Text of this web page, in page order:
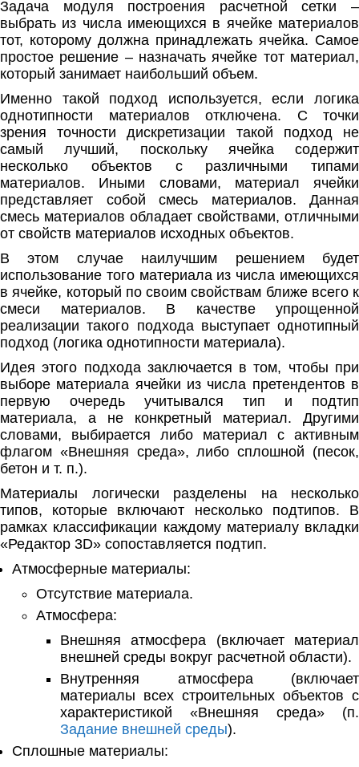
Задача модуля построения расчетной сетки –
выбрать из числа имеющихся в ячейке материалов
тот, которому должна принадлежать ячейка. Самое
простое решение – назначать ячейке тот материал,
который занимает наибольший объем.
Именно такой подход используется, если логика
однотипности материалов отключена. С точки
зрения точности дискретизации такой подход не
самый лучший, поскольку ячейка содержит
несколько объектов с различными типами
материалов. Иными словами, материал ячейки
представляет собой смесь материалов. Данная
смесь материалов обладает свойствами, отличными
от свойств материалов исходных объектов.
В этом случае наилучшим решением будет
использование того материала из числа имеющихся
в ячейке, который по своим свойствам ближе всего к
смеси материалов. В качестве упрощенной
реализации такого подхода выступает однотипный
подход (логика однотипности материала).
Идея этого подхода заключается в том, чтобы при
выборе материала ячейки из числа претендентов в
первую очередь учитывался тип и подтип
материала, а не конкретный материал. Другими
словами, выбирается либо материал с активным
флагом «Внешняя среда», либо сплошной (песок,
бетон и т. п.).
Материалы логически разделены на несколько
типов, которые включают несколько подтипов. В
рамках классификации каждому материалу вкладки
«Редактор 3D» сопоставляется подтип.
Атмосферные материалы:
Отсутствие материала.
Атмосфера:
Внешняя атмосфера (включает материал
внешней среды вокруг расчетной области).
Внутренняя атмосфера (включает
материалы всех строительных объектов с
характеристикой «Внешняя среда» (п.
Задание внешней среды).
Сплошные материалы: